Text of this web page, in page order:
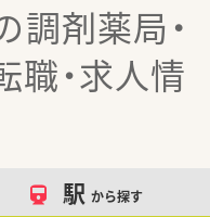
調剤薬局・
職・求人情
駅 から探す